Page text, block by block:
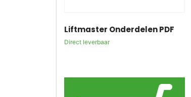
Liftmaster Onderdelen PDF
Direct leverbaar